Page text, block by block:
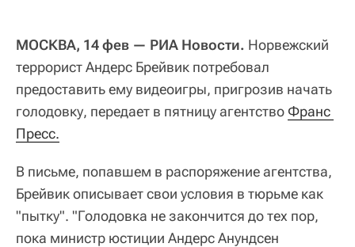
МОСКВА, 14 фев — РИА Новости. Норвежский
террорист Андерс Брейвик потребовал
предоставить ему видеоигры, пригрозив начать
голодовку, передает в пятницу агентство Франс
Пресс.
В письме, попавшем в распоряжение агентства,
Брейвик описывает свои условия в тюрьме как
"пытку". "Голодовка не закончится до тех пор,
пока министр юстиции Андерс Анундсен